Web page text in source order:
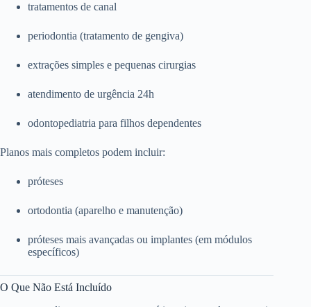
tratamentos de canal
periodontia (tratamento de gengiva)
extrações simples e pequenas cirurgias
atendimento de urgência 24h
odontopediatria para filhos dependentes
Planos mais completos podem incluir:
próteses
ortodontia (aparelho e manutenção)
próteses mais avançadas ou implantes (em módulos
específicos)
O Que Não Está Incluído